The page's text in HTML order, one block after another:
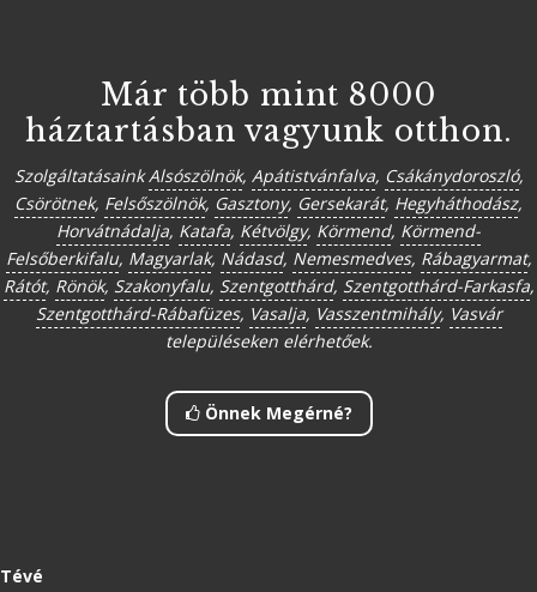
Már több mint 8000
háztartásban vagyunk otthon.
SzolgáltatásainkAlsószölnök, Apátistvánfalva, Csákánydoroszló,
Csörötnek, Felsőszölnök, Gasztony, Gersekarát, Hegyháthodász,
Horvátnádalja, Katafa, Kétvölgy, Körmend, Körmend-
Felsőberkifalu, Magyarlak, Nádasd, Nemesmedves, Rábagyarmat,
Rátót, Rönök, Szakonyfalu, Szentgotthárd, Szentgotthárd-Farkasfa,
Szentgotthárd-Rábafüzes, Vasalja, Vasszentmihály, Vasvár
településeken elérhetőek.
Önnek Megérné?
Tévé